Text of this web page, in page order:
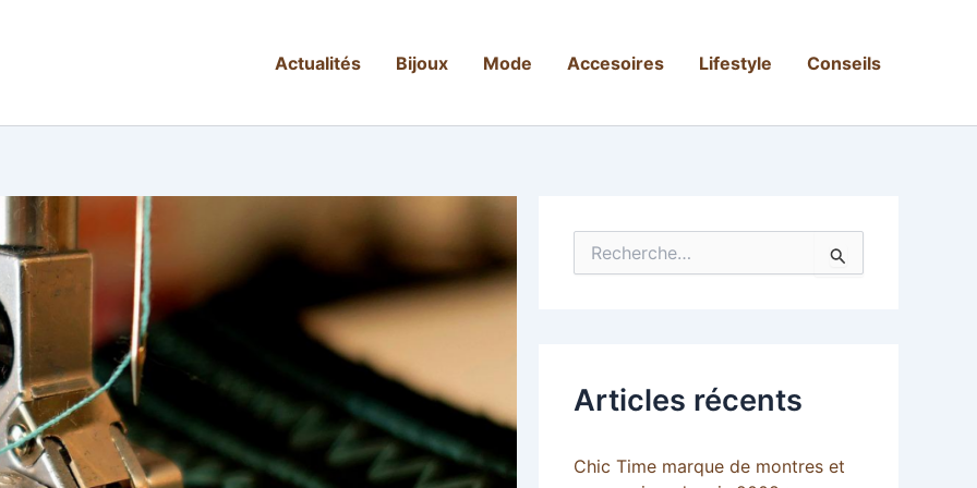
Actualités Bijoux Mode Accesoires Lifestyle Conseils
h
e
Articles récents
Chic Time marque de montres et